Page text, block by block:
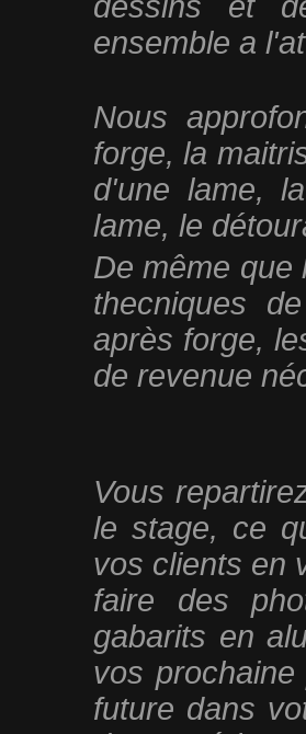
ensemble a
Nous
forge, la
d'une lame,
lame, le
De même que
thecniques
après forge,
de revenue
Vous
le stage, ce
vos clients en
faire des
gabarits en
vos
future dans